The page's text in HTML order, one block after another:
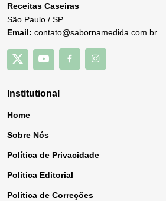
Receitas Caseiras
São Paulo / SP
Email: contato@sabornamedida.com.br
Institutional
Home
Sobre Nós
Política de Privacidade
Política Editorial
Política de Correções